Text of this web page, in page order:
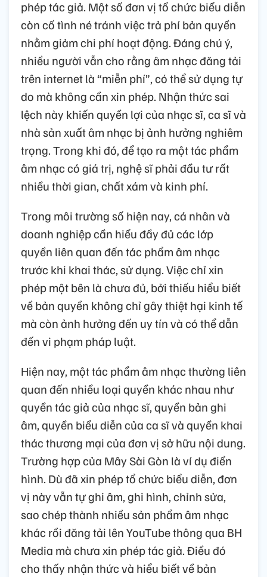
phép tác giả. Một số đơn vị tổ chức biểu diễn
còn cố tình né tránh việc trả phí bản quyền
nhằm giảm chi phí hoạt động. Đáng chú ý,
nhiều người vẫn cho rằng âm nhạc đăng tải
trên internet là “miễn phí”, có thể sử dụng tự
do mà không cần xin phép. Nhận thức sai
lệch này khiến quyền lợi của nhạc sĩ, ca sĩ và
nhà sản xuất âm nhạc bị ảnh hưởng nghiêm
trọng. Trong khi đó, để tạo ra một tác phẩm
âm nhạc có giá trị, nghệ sĩ phải đầu tư rất
nhiều thời gian, chất xám và kinh phí.
Trong môi trường số hiện nay, cá nhân và
doanh nghiệp cần hiểu đầy đủ các lớp
quyền liên quan đến tác phẩm âm nhạc
trước khi khai thác, sử dụng. Việc chỉ xin
phép một bên là chưa đủ, bởi thiếu hiểu biết
về bản quyền không chỉ gây thiệt hại kinh tế
mà còn ảnh hưởng đến uy tín và có thể dẫn
đến vi phạm pháp luật.
Hiện nay, một tác phẩm âm nhạc thường liên
quan đến nhiều loại quyền khác nhau như
quyền tác giả của nhạc sĩ, quyền bản ghi
âm, quyền biểu diễn của ca sĩ và quyền khai
thác thương mại của đơn vị sở hữu nội dung.
Trường hợp của Mây Sài Gòn là ví dụ điển
hình. Dù đã xin phép tổ chức biểu diễn, đơn
vị này vẫn tự ghi âm, ghi hình, chỉnh sửa,
sao chép thành nhiều sản phẩm âm nhạc
khác rồi đăng tải lên YouTube thông qua BH
Media mà chưa xin phép tác giả. Điều đó
cho thấy nhận thức và hiểu biết về bản